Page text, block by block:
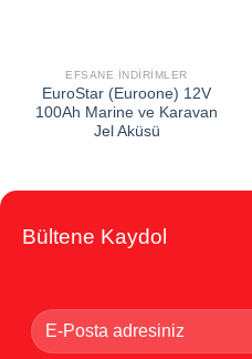
EFSANE İNDIRIMLER
EuroStar (Euroone) 12V
100Ah Marine ve Karavan
Jel Aküsü
Bültene Kaydol